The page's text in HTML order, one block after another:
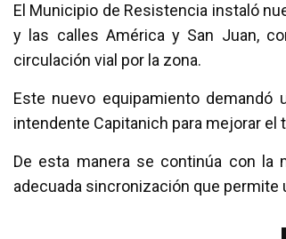
ce
b
o
k
tt
er
at
s
A
p
p
ail m
p
tir
El Municipio de Resistencia instaló
y las calles América y San Juan,
circulación vial por la zona.
Este nuevo equipamiento
intendente Capitanich para mejorar
De esta manera se continúa con la
adecuada sincronización que